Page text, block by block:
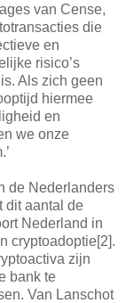
van Cense,
die
en
risico’s
Als zich geen
hiermee
en
we onze
de Nederlanders
dit aantal de
Nederland in
cryptoadoptie[2].
zijn
bank te
Van Lanschot